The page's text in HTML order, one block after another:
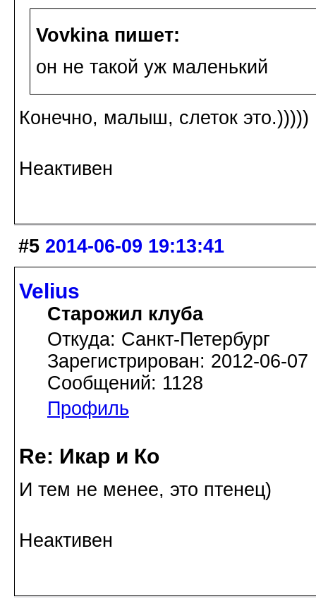
Vovkina пишет:
он не такой уж маленький
Конечно, малыш, слеток это.)))))
Неактивен
#5 2014-06-09 19:13:41
Velius
Старожил клуба
Откуда: Санкт-Петербург
Зарегистрирован: 2012-06-07
Сообщений: 1128
Профиль
Re: Икар и Ко
И тем не менее, это птенец)
Неактивен